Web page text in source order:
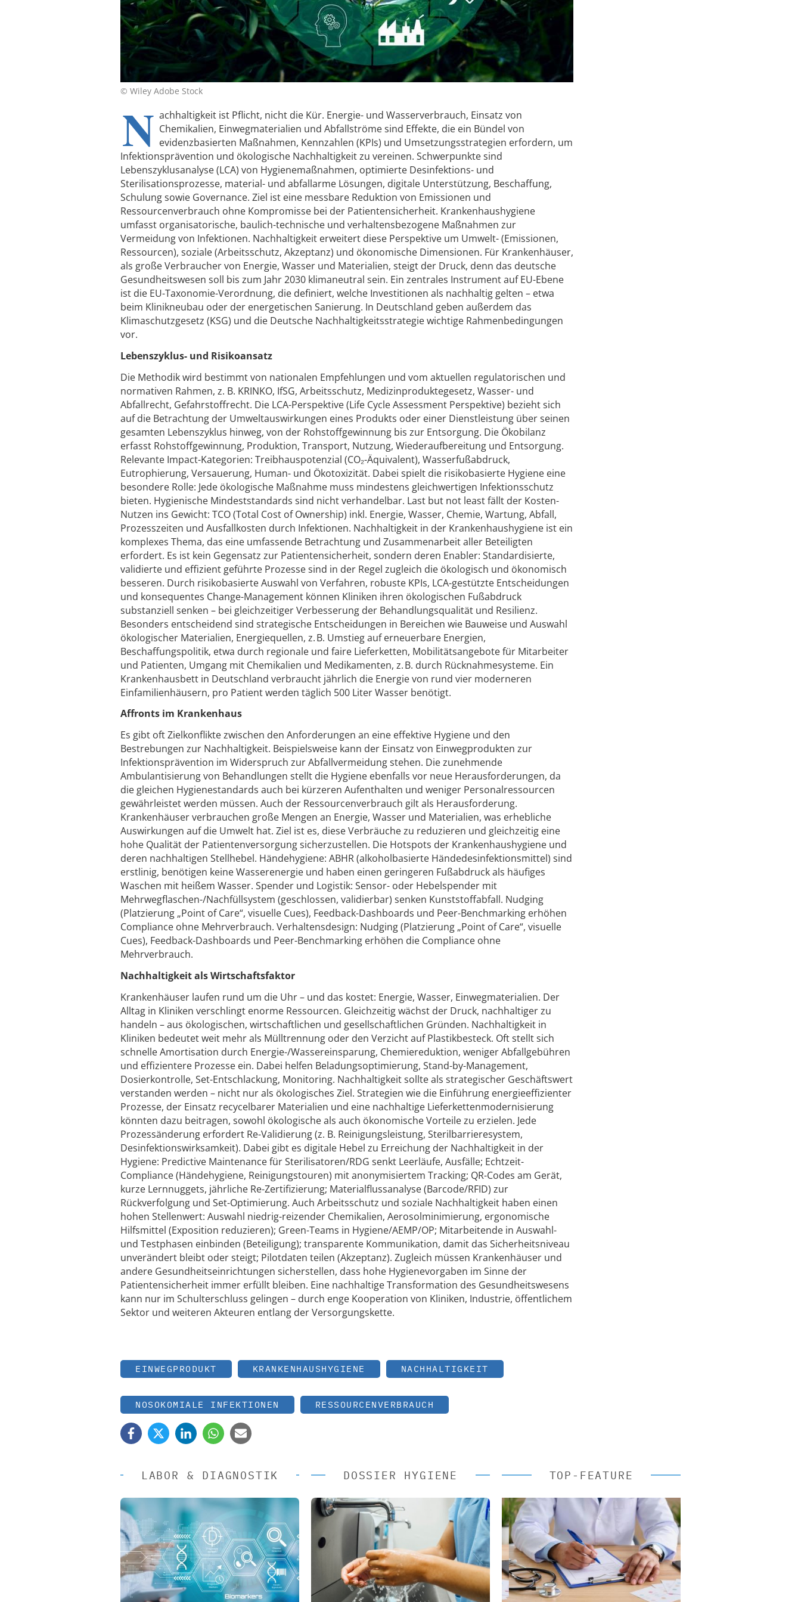
© Wiley Adobe Stock
N achhaltigkeit ist Pflicht, nicht die Kür. Energie- und Wasserverbrauch, Einsatz von
Chemikalien, Einwegmaterialien und Abfallströme sind Effekte, die ein Bündel von
evidenzbasierten Maßnahmen, Kennzahlen (KPIs) und Umsetzungsstrategien erfordern, um
Infektionsprävention und ökologische Nachhaltigkeit zu vereinen. Schwerpunkte sind
Lebenszyklusanalyse (LCA) von Hygienemaßnahmen, optimierte Desinfektions- und
Sterilisationsprozesse, material- und abfallarme Lösungen, digitale Unterstützung, Beschaffung,
Schulung sowie Governance. Ziel ist eine messbare Reduktion von Emissionen und
Ressourcenverbrauch ohne Kompromisse bei der Patientensicherheit. Krankenhaushygiene
umfasst organisatorische, baulich-technische und verhaltensbezogene Maßnahmen zur
Vermeidung von Infektionen. Nachhaltigkeit erweitert diese Perspektive um Umwelt- (Emissionen,
Ressourcen), soziale (Arbeitsschutz, Akzeptanz) und ökonomische Dimensionen. Für Krankenhäuser,
als große Verbraucher von Energie, Wasser und Materialien, steigt der Druck, denn das deutsche
Gesundheitswesen soll bis zum Jahr 2030 klimaneutral sein. Ein zentrales Instrument auf EU-Ebene
ist die EU-Taxonomie-Verordnung, die definiert, welche Investitionen als nachhaltig gelten – etwa
beim Klinikneubau oder der energetischen Sanierung. In Deutschland geben außerdem das
Klimaschutzgesetz (KSG) und die Deutsche Nachhaltigkeitsstrategie wichtige Rahmenbedingungen
vor.
Lebenszyklus- und Risikoansatz
Die Methodik wird bestimmt von nationalen Empfehlungen und vom aktuellen regulatorischen und
normativen Rahmen, z. B. KRINKO, IfSG, Arbeitsschutz, Medizinproduktegesetz, Wasser- und
Abfallrecht, Gefahrstoffrecht. Die LCA-Perspektive (Life Cycle Assessment Perspektive) bezieht sich
auf die Betrachtung der Umweltauswirkungen eines Produkts oder einer Dienstleistung über seinen
gesamten Lebenszyklus hinweg, von der Rohstoffgewinnung bis zur Entsorgung. Die Ökobilanz
erfasst Rohstoffgewinnung, Produktion, Transport, Nutzung, Wiederaufbereitung und Entsorgung.
Relevante Impact-Kategorien: Treibhauspotenzial (CO₂-Äquivalent), Wasserfußabdruck,
Eutrophierung, Versauerung, Human- und Ökotoxizität. Dabei spielt die risikobasierte Hygiene eine
besondere Rolle: Jede ökologische Maßnahme muss mindestens gleichwertigen Infektionsschutz
bieten. Hygienische Mindeststandards sind nicht verhandelbar. Last but not least fällt der Kosten-
Nutzen ins Gewicht: TCO (Total Cost of Ownership) inkl. Energie, Wasser, Chemie, Wartung, Abfall,
Prozesszeiten und Ausfallkosten durch Infektionen. Nachhaltigkeit in der Krankenhaushygiene ist ein
komplexes Thema, das eine umfassende Betrachtung und Zusammenarbeit aller Beteiligten
erfordert. Es ist kein Gegensatz zur Patientensicherheit, sondern deren Enabler: Standardisierte,
validierte und effizient geführte Prozesse sind in der Regel zugleich die ökologisch und ökonomisch
besseren. Durch risikobasierte Auswahl von Verfahren, robuste KPIs, LCA-gestützte Entscheidungen
und konsequentes Change-Management können Kliniken ihren ökologischen Fußabdruck
substanziell senken – bei gleichzeitiger Verbesserung der Behandlungsqualität und Resilienz.
Besonders entscheidend sind strategische Entscheidungen in Bereichen wie Bauweise und Auswahl
ökologischer Materialien, Energiequellen, z. B. Umstieg auf erneuerbare Energien,
Beschaffungspolitik, etwa durch regionale und faire Lieferketten, Mobilitätsangebote für Mitarbeiter
und Patienten, Umgang mit Chemikalien und Medikamenten, z. B. durch Rücknahmesysteme. Ein
Krankenhausbett in Deutschland verbraucht jährlich die Energie von rund vier moderneren
Einfamilienhäusern, pro Patient werden täglich 500 Liter Wasser benötigt.
Affronts im Krankenhaus
Es gibt oft Zielkonflikte zwischen den Anforderungen an eine effektive Hygiene und den
Bestrebungen zur Nachhaltigkeit. Beispielsweise kann der Einsatz von Einwegprodukten zur
Infektionsprävention im Widerspruch zur Abfallvermeidung stehen. Die zunehmende
Ambulantisierung von Behandlungen stellt die Hygiene ebenfalls vor neue Herausforderungen, da
die gleichen Hygienestandards auch bei kürzeren Aufenthalten und weniger Personalressourcen
gewährleistet werden müssen. Auch der Ressourcenverbrauch gilt als Herausforderung.
Krankenhäuser verbrauchen große Mengen an Energie, Wasser und Materialien, was erhebliche
Auswirkungen auf die Umwelt hat. Ziel ist es, diese Verbräuche zu reduzieren und gleichzeitig eine
hohe Qualität der Patientenversorgung sicherzustellen. Die Hotspots der Krankenhaushygiene und
deren nachhaltigen Stellhebel. Händehygiene: ABHR (alkoholbasierte Händedesinfektionsmittel) sind
erstlinig, benötigen keine Wasserenergie und haben einen geringeren Fußabdruck als häufiges
Waschen mit heißem Wasser. Spender und Logistik: Sensor- oder Hebelspender mit
Mehrwegflaschen-/Nachfüllsystem (geschlossen, validierbar) senken Kunststoffabfall. Nudging
(Platzierung „Point of Care“, visuelle Cues), Feedback-Dashboards und Peer-Benchmarking erhöhen
Compliance ohne Mehrverbrauch. Verhaltensdesign: Nudging (Platzierung „Point of Care“, visuelle
Cues), Feedback-Dashboards und Peer-Benchmarking erhöhen die Compliance ohne
Mehrverbrauch.
Nachhaltigkeit als Wirtschaftsfaktor
Krankenhäuser laufen rund um die Uhr – und das kostet: Energie, Wasser, Einwegmaterialien. Der
Alltag in Kliniken verschlingt enorme Ressourcen. Gleichzeitig wächst der Druck, nachhaltiger zu
handeln – aus ökologischen, wirtschaftlichen und gesellschaftlichen Gründen. Nachhaltigkeit in
Kliniken bedeutet weit mehr als Mülltrennung oder den Verzicht auf Plastikbesteck. Oft stellt sich
schnelle Amortisation durch Energie-/Wassereinsparung, Chemiereduktion, weniger Abfallgebühren
und effizientere Prozesse ein. Dabei helfen Beladungsoptimierung, Stand-by-Management,
Dosierkontrolle, Set-Entschlackung, Monitoring. Nachhaltigkeit sollte als strategischer Geschäftswert
verstanden werden – nicht nur als ökologisches Ziel. Strategien wie die Einführung energieeffizienter
Prozesse, der Einsatz recycelbarer Materialien und eine nachhaltige Lieferkettenmodernisierung
könnten dazu beitragen, sowohl ökologische als auch ökonomische Vorteile zu erzielen. Jede
Prozessänderung erfordert Re-Validierung (z. B. Reinigungsleistung, Sterilbarrieresystem,
Desinfektionswirksamkeit). Dabei gibt es digitale Hebel zu Erreichung der Nachhaltigkeit in der
Hygiene: Predictive Maintenance für Sterilisatoren/RDG senkt Leerläufe, Ausfälle; Echtzeit-
Compliance (Händehygiene, Reinigungstouren) mit anonymisiertem Tracking; QR-Codes am Gerät,
kurze Lernnuggets, jährliche Re-Zertifizierung; Materialflussanalyse (Barcode/RFID) zur
Rückverfolgung und Set-Optimierung. Auch Arbeitsschutz und soziale Nachhaltigkeit haben einen
hohen Stellenwert: Auswahl niedrig-reizender Chemikalien, Aerosolminimierung, ergonomische
Hilfsmittel (Exposition reduzieren); Green-Teams in Hygiene/AEMP/OP; Mitarbeitende in Auswahl-
und Testphasen einbinden (Beteiligung); transparente Kommunikation, damit das Sicherheitsniveau
unverändert bleibt oder steigt; Pilotdaten teilen (Akzeptanz). Zugleich müssen Krankenhäuser und
andere Gesundheitseinrichtungen sicherstellen, dass hohe Hygienevorgaben im Sinne der
Patientensicherheit immer erfüllt bleiben. Eine nachhaltige Transformation des Gesundheitswesens
kann nur im Schulterschluss gelingen – durch enge Kooperation von Kliniken, Industrie, öffentlichem
Sektor und weiteren Akteuren entlang der Versorgungskette.
EINWEGPRODUKT KRANKENHAUSHYGIENE NACHHALTIGKEIT
NOSOKOMIALE INFEKTIONEN RESSOURCENVERBRAUCH
LABOR & DIAGNOSTIK DOSSIER HYGIENE TOP-FEATURE